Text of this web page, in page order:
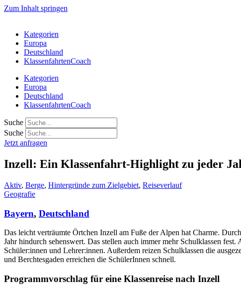
Zum Inhalt springen
Kategorien
Europa
Deutschland
KlassenfahrtenCoach
Kategorien
Europa
Deutschland
KlassenfahrtenCoach
Suche
Suche
Jetzt anfragen
Inzell: Ein Klassenfahrt-Highlight zu jeder
Aktiv, Berge, Hintergründe zum Zielgebiet, Reiseverlauf
Geografie
Bayern, Deutschland
Das leicht verträumte Örtchen Inzell am Fuße der Alpen hat Charme.
Jahr hindurch sehenswert. Das stellen auch immer mehr Schulklassen
Schüler:innen und Lehrer:innen. Außerdem reizen Schulklassen die
und Berchtesgaden erreichen die SchülerInnen schnell.
Programmvorschlag für eine Klassenreise nach Inzell